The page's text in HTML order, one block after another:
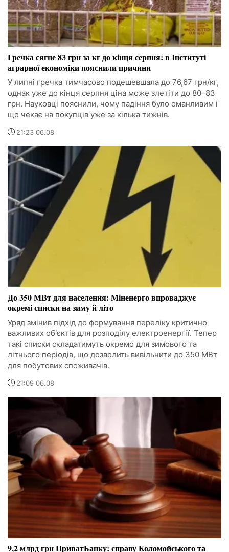
Гречка сягне 83 грн за кг до кінця серпня: в Інституті
аграрної економіки пояснили причини
У липні гречка тимчасово подешевшала до 76,67 грн/кг,
однак уже до кінця серпня ціна може злетіти до 80–83
грн. Науковці пояснили, чому падіння було оманливим і
що чекає на покупців уже за кілька тижнів.
21:23 06.08
До 350 МВт для населення: Міненерго впроваджує
окремі списки на зиму й літо
Уряд змінив підхід до формування переліку критично
важливих об'єктів для розподілу електроенергії. Тепер
такі списки складатимуть окремо для зимового та
літнього періодів, що дозволить вивільнити до 350 МВт
для побутових споживачів.
21:09 06.08
9,2 млрд грн ПриватБанку: справу Коломойського та